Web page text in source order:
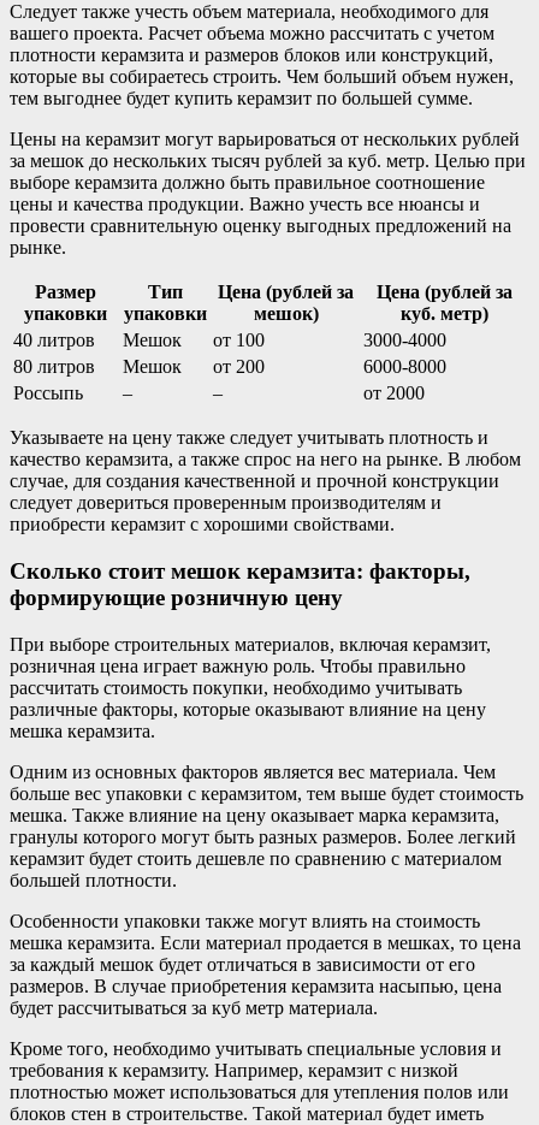
Следует также учесть объем материала, необходимого для
вашего проекта. Расчет объема можно рассчитать с учетом
плотности керамзита и размеров блоков или конструкций,
которые вы собираетесь строить. Чем больший объем нужен,
тем выгоднее будет купить керамзит по большей сумме.
Цены на керамзит могут варьироваться от нескольких рублей
за мешок до нескольких тысяч рублей за куб. метр. Целью при
выборе керамзита должно быть правильное соотношение
цены и качества продукции. Важно учесть все нюансы и
провести сравнительную оценку выгодных предложений на
рынке.
Размер
упаковки
Тип
упаковки
Цена (рублей за
мешок)
Цена (рублей за
куб. метр)
40 литров
Мешок от 100
3000-4000
80 литров
Мешок от 200
6000-8000
Россыпь
– – от 2000
Указываете на цену также следует учитывать плотность и
качество керамзита, а также спрос на него на рынке. В любом
случае, для создания качественной и прочной конструкции
следует довериться проверенным производителям и
приобрести керамзит с хорошими свойствами.
Сколько стоит мешок керамзита: факторы,
формирующие розничную цену
При выборе строительных материалов, включая керамзит,
розничная цена играет важную роль. Чтобы правильно
рассчитать стоимость покупки, необходимо учитывать
различные факторы, которые оказывают влияние на цену
мешка керамзита.
Одним из основных факторов является вес материала. Чем
больше вес упаковки с керамзитом, тем выше будет стоимость
мешка. Также влияние на цену оказывает марка керамзита,
гранулы которого могут быть разных размеров. Более легкий
керамзит будет стоить дешевле по сравнению с материалом
большей плотности.
Особенности упаковки также могут влиять на стоимость
мешка керамзита. Если материал продается в мешках, то цена
за каждый мешок будет отличаться в зависимости от его
размеров. В случае приобретения керамзита насыпью, цена
будет рассчитываться за куб метр материала.
Кроме того, необходимо учитывать специальные условия и
требования к керамзиту. Например, керамзит с низкой
плотностью может использоваться для утепления полов или
блоков стен в строительстве. Такой материал будет иметь